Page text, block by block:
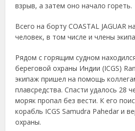
взрыв, а затем оно начало гореть.
Всего на борту COASTAL JAGUAR
человек, в том числе и члены
Рядом с горящим судном
береговой охраны Индии (ICGS)
экипаж пришел на помощь
плавсредства. Спасти удалось 28
моряк пропал без вести. К его
корабль ICGS Samudra Pahedar и
охраны.